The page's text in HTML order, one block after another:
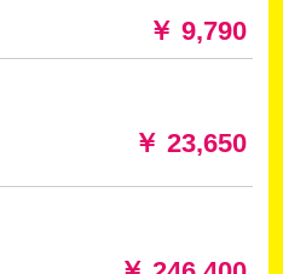
￥ 9,790
￥ 23,650